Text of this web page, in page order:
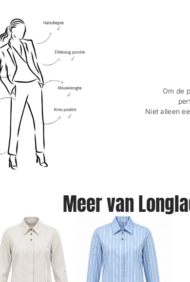
Om de
Niet alleen
Meer van